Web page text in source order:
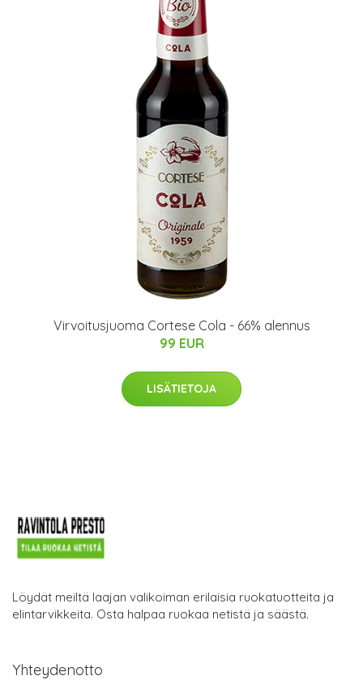
Virvoitusjuoma Cortese Cola - 66% alennus
99 EUR
LISÄTIETOJA
Löydät meiltä laajan valikoiman erilaisia ruokatuotteita ja
elintarvikkeita. Osta halpaa ruokaa netistä ja säästä.
Yhteydenotto